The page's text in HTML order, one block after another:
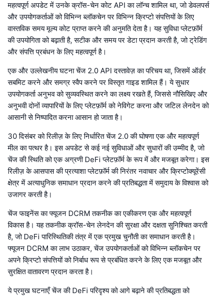
महत्वपूर्ण अपडेट में उनके क्रॉस-चेन कोट API का लॉन्च शामिल था, जो डेवलपर्स
और उपयोगकर्ताओं को विभिन्न ब्लॉकचेन पर विभिन्न क्रिप्टो संपत्तियों के लिए
वास्तविक समय मूल्य कोट प्राप्त करने की अनुमति देता है। यह सुविधा प्लेटफ़ॉर्म
की उपयोगिता को बढ़ाती है, सटीक और समय पर डेटा प्रदान करती है, जो ट्रेडिंग
और संपत्ति प्रबंधन के लिए महत्वपूर्ण है।
एक और उल्लेखनीय घटना चेंज 2.0 API दस्तावेज़ का परिचय था, जिसमें ऑर्डर
सबमिट करने और समग्र स्वैप करने पर विस्तृत गाइड शामिल हैं। ये सुधार
उपयोगकर्ता अनुभव को सुव्यवस्थित करने का लक्ष्य रखते हैं, जिससे नौसिखिए और
अनुभवी दोनों व्यापारियों के लिए प्लेटफ़ॉर्म को नेविगेट करना और जटिल लेनदेन को
आसानी से निष्पादित करना आसान हो जाता है।
30 दिसंबर को रिलीज़ के लिए निर्धारित चेंज 2.0 की घोषणा एक और महत्वपूर्ण
मील का पत्थर है। इस अपडेट से कई नई सुविधाओं और सुधारों की उम्मीद है, जो
चेंज की स्थिति को एक अग्रणी DeFi प्लेटफ़ॉर्म के रूप में और मजबूत करेगा। इस
रिलीज़ के आसपास की प्रत्याशा प्लेटफ़ॉर्म की निरंतर नवाचार और क्रिप्टोक्यूरेंसी
क्षेत्र में अत्याधुनिक समाधान प्रदान करने की प्रतिबद्धता में समुदाय के विश्वास को
उजागर करती है।
चेंज फाइनेंस का फ्यूजन DCRM तकनीक का एकीकरण एक और महत्वपूर्ण
विकास है। यह तकनीक क्रॉस-चेन लेनदेन की सुरक्षा और दक्षता सुनिश्चित करती
है, जो DeFi पारिस्थितिकी तंत्र में एक प्रमुख चुनौती का समाधान करती है।
फ्यूजन DCRM का लाभ उठाकर, चेंज उपयोगकर्ताओं को विभिन्न ब्लॉकचेन पर
अपने क्रिप्टो संपत्तियों को निर्बाध रूप से प्रबंधित करने के लिए एक मजबूत और
सुरक्षित वातावरण प्रदान करता है।
ये प्रमुख घटनाएँ चेंज की DeFi परिदृश्य को आगे बढ़ाने की प्रतिबद्धता को